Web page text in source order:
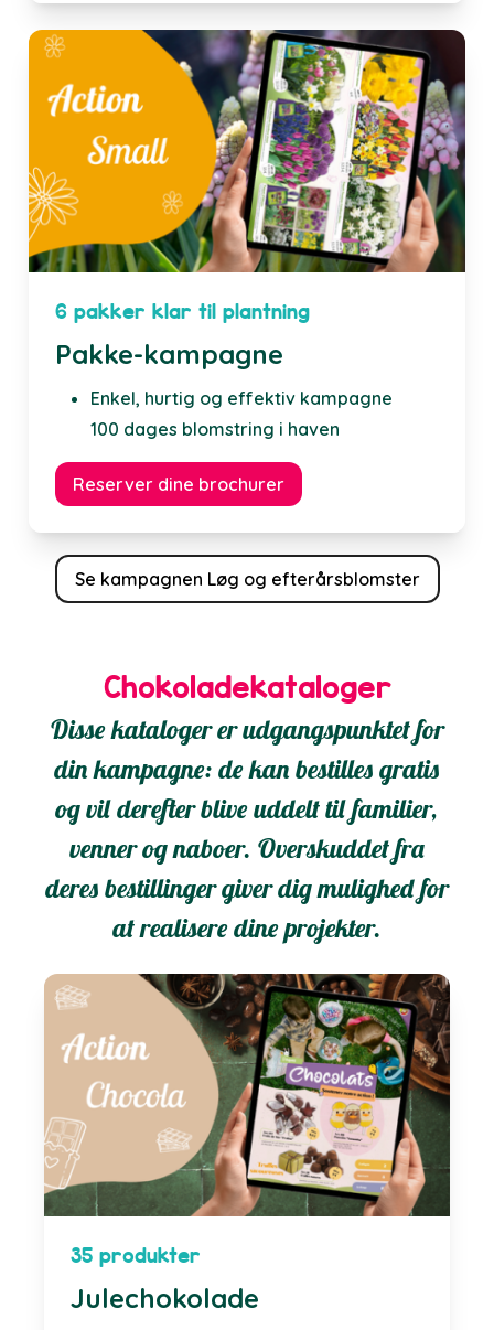
6 pakker klar til plantning
Pakke-kampagne
Enkel, hurtig og effektiv kampagne
100 dages blomstring i haven
Reserver dine brochurer
Se kampagnen Løg og efterårsblomster
Chokoladekataloger
Disse kataloger er udgangspunktet for
din kampagne: de kan bestilles gratis
og vil derefter blive uddelt til familier,
venner og naboer. Overskuddet fra
deres bestillinger giver dig mulighed for
at realisere dine projekter.
35 produkter
Julechokolade